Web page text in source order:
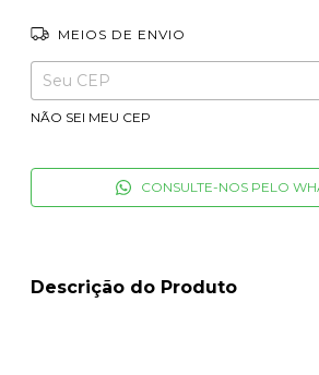
MEIOS DE ENVIO
Entregas para o CEP:
NÃO SEI MEU CEP
CONSULTE-NOS PELO
Descrição do Produto